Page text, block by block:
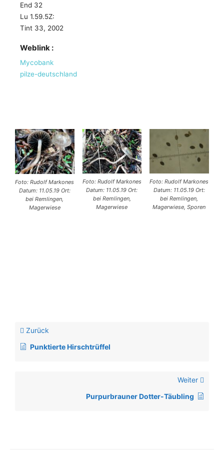
End 32
Lu 1.59.5Z:
Tint 33, 2002
Weblink :
Mycobank
pilze-deutschland
Foto: Rudolf Markones
Datum: 11.05.19 Ort:
bei Remlingen,
Magerwiese
Foto: Rudolf Markones
Datum: 11.05.19 Ort:
bei Remlingen,
Magerwiese
Foto: Rudolf Markones
Datum: 11.05.19 Ort:
bei Remlingen,
Magerwiese, Sporen
Zurück
Punktierte Hirschtrüffel
Weiter
Purpurbrauner Dotter-Täubling